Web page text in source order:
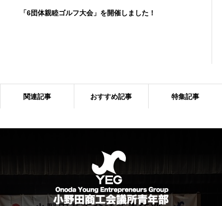
「6団体親睦ゴルフ大会」を開催しました！
多くの来場者でにぎわった「おのだ七夕まつり」開催！
関連記事 おすすめ記事 特集記事